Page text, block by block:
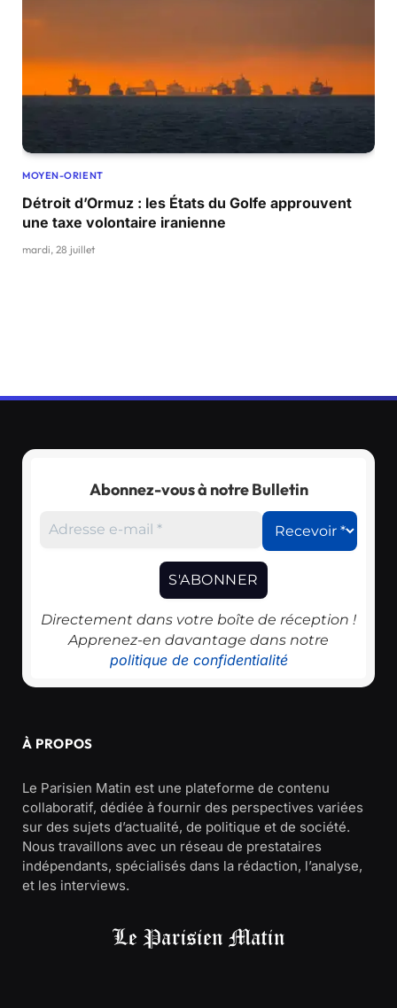
MOYEN-ORIENT
Détroit d’Ormuz : les États du Golfe approuvent
une taxe volontaire iranienne
mardi, 28 juillet
Abonnez-vous à notre Bulletin
Directement dans votre boîte de réception !
Apprenez-en davantage dans notre
politique de confidentialité
À PROPOS
Le Parisien Matin est une plateforme de contenu
collaboratif, dédiée à fournir des perspectives variées
sur des sujets d’actualité, de politique et de société.
Nous travaillons avec un réseau de prestataires
indépendants, spécialisés dans la rédaction, l’analyse,
et les interviews.